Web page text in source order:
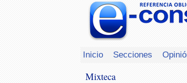
Inicio Secciones
Mixteca